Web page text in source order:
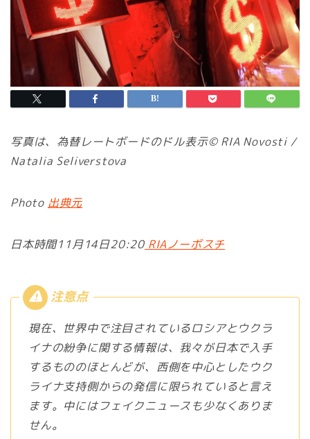
写真は、為替レートボードのドル表示© RIA Novosti /
Natalia Seliverstova
Photo 出典元
日本時間11月14日20:20 RIAノーボスチ
現在、世界中で注目されているロシアとウクラ
イナの紛争に関する情報は、我々が日本で入手
するもののほとんどが、西側を中心としたウク
ライナ支持側からの発信に限られていると言え
ます。中にはフェイクニュースも少なくありま
せん。